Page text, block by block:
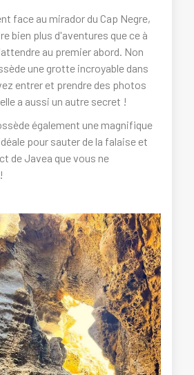
face au mirador du Cap Negre,
bien plus d'aventures que ce à
au premier abord. Non
une grotte incroyable dans
entrer et prendre des photos
a aussi un autre secret !
également une magnifique
pour sauter de la falaise et
de Javea que vous ne